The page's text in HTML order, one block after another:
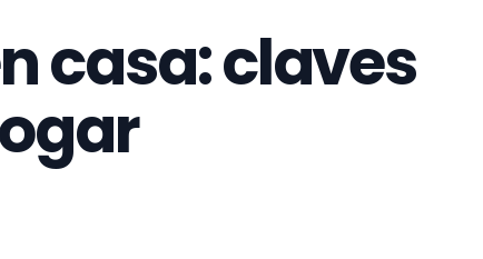
casa: claves